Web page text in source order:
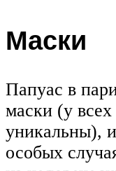
Маски
Папуас в
маски (у
уникальны),
особых